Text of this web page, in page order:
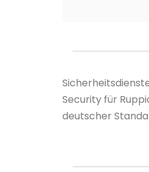
Security für
deutscher